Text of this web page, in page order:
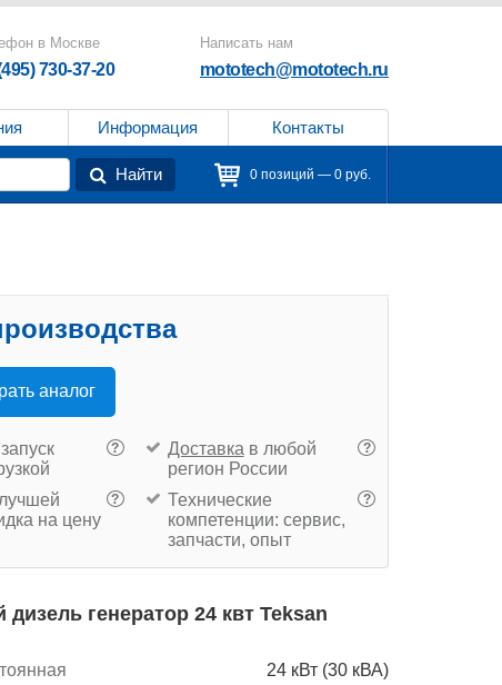
в Москве
730-37-20
Написать нам
mototech@mototech.ru
Информация Контакты
Найти 0 позиций — 0 руб.
аналог
? ?
Доставка в любой
регион России
?
лучшей
на цену
?
Технические
компетенции: сервис,
запчасти, опыт
генератор 24 квт Teksan
24 кВт (30 кВА)